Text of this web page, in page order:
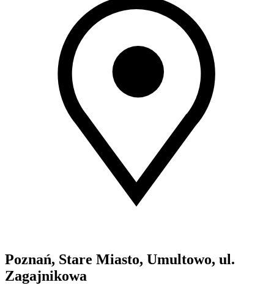
Poznań, Stare Miasto, Umultowo, ul.
Zagajnikowa